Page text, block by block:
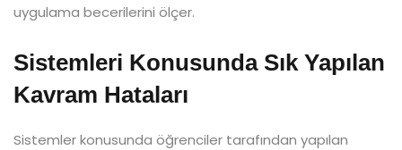
uygulama becerilerini ölçer.
Sistemleri Konusunda Sık Yapılan
Kavram Hataları
Sistemler konusunda öğrenciler tarafından yapılan